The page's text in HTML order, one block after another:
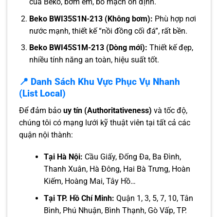
Beko BWI35S1N-213 (Không bơm): Phù hợp nơi
nước mạnh, thiết kế “nồi đồng cối đá”, rất bền.
Beko BWI45S1M-213 (Dòng mới): Thiết kế đẹp,
nhiều tính năng an toàn, hiệu suất tốt.
📍 Danh Sách Khu Vực Phục Vụ Nhanh
(List Local)
Để đảm bảo uy tín (Authoritativeness) và tốc độ,
chúng tôi có mạng lưới kỹ thuật viên tại tất cả các
quận nội thành:
Tại Hà Nội: Cầu Giấy, Đống Đa, Ba Đình,
Thanh Xuân, Hà Đông, Hai Bà Trưng, Hoàn
Kiếm, Hoàng Mai, Tây Hồ…
Tại TP. Hồ Chí Minh: Quận 1, 3, 5, 7, 10, Tân
Bình, Phú Nhuận, Bình Thạnh, Gò Vấp, TP.